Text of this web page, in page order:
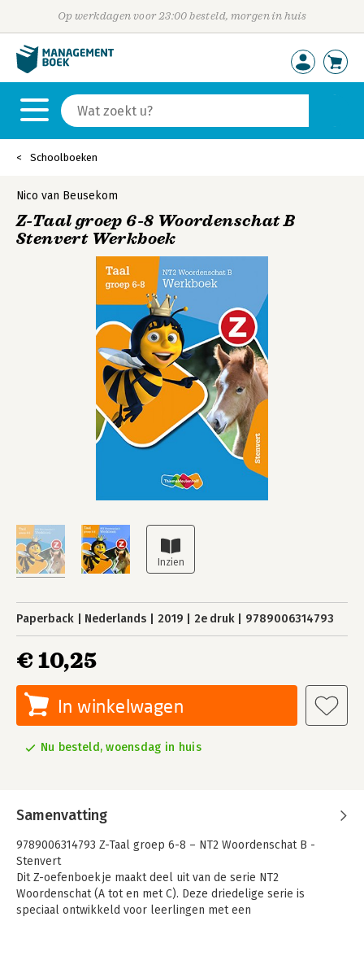
Op werkdagen voor 23:00 besteld, morgen in huis
Schoolboeken
Nico van Beusekom
Z-Taal groep 6-8 Woordenschat B
Stenvert Werkboek
Paperback Nederlands 2019 2e druk 9789006314793
€ 10,25
In winkelwagen
Nu besteld, woensdag in huis
Samenvatting
9789006314793 Z-Taal groep 6-8 – NT2 Woordenschat B -
Stenvert
Dit Z-oefenboekje maakt deel uit van de serie NT2
Woordenschat (A tot en met C). Deze driedelige serie is
speciaal ontwikkeld voor leerlingen met een